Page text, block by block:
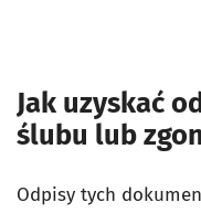
Jak uzyskać
ślubu lub
Odpisy tych